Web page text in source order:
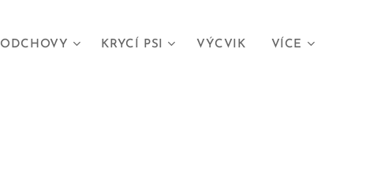
ODCHOVY KRYCÍ PSI VÝCVIK VÍCE